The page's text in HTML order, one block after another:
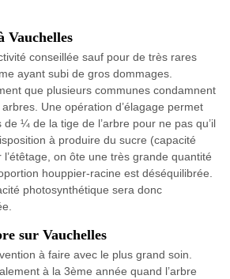
Vauchelles
conseillée sauf pour de très rares
ayant subi de gros dommages.
que plusieurs communes condamnent
Une opération d’élagage permet
¼ de la tige de l’arbre pour ne pas qu’il
à produire du sucre (capacité
on ôte une très grande quantité
houppier-racine est déséquilibrée.
photosynthétique sera donc
sur Vauchelles
à faire avec le plus grand soin.
à la 3ème année quand l’arbre